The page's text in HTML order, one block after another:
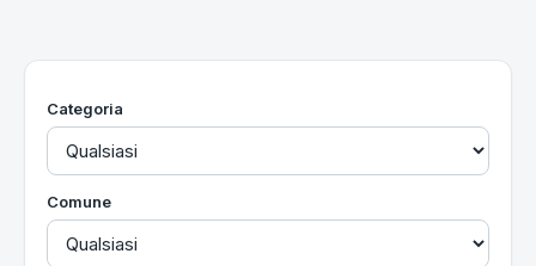
Utilità
Categoria
Comune